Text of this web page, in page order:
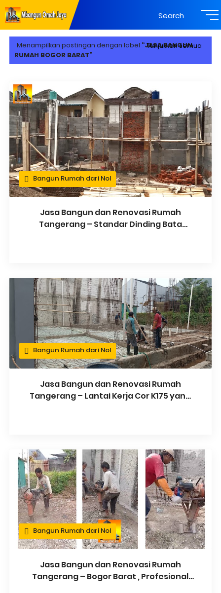
Search
Menampilkan postingan dengan label JASA BANGUN
RUMAH BOGOR BARAT
Tunjukkan semua
Bangun Rumah dari Nol
Jasa Bangun dan Renovasi Rumah
Tangerang – Standar Dinding Bata
Bangun Rumah dari Nol
Jasa Bangun dan Renovasi Rumah
Tangerang – Lantai Kerja Cor K175 yang
Bangun Rumah dari Nol
Jasa Bangun dan Renovasi Rumah
Tangerang – Bogor Barat , Profesional